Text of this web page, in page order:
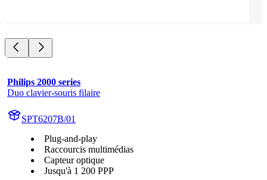
Philips 2000 series
Duo clavier-souris filaire
SPT6207B/01
Plug-and-play
Raccourcis multimédias
Capteur optique
Jusqu'à 1 200 PPP